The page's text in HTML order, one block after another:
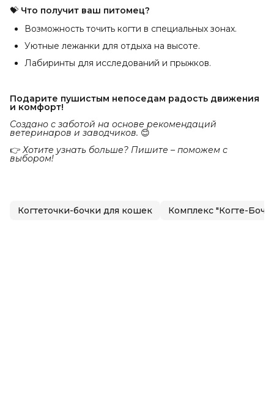
💝 Что получит ваш питомец?
Возможность точить когти в специальных зонах.
Уютные лежанки для отдыха на высоте.
Лабиринты для исследований и прыжков.
Подарите пушистым непоседам радость движения
и комфорт!
Создано с заботой на основе рекомендаций
ветеринаров и заводчиков. 😊
👉 Хотите узнать больше? Пишите – поможем с
выбором!
Когтеточки-бочки для кошек Комплекс "Когте-